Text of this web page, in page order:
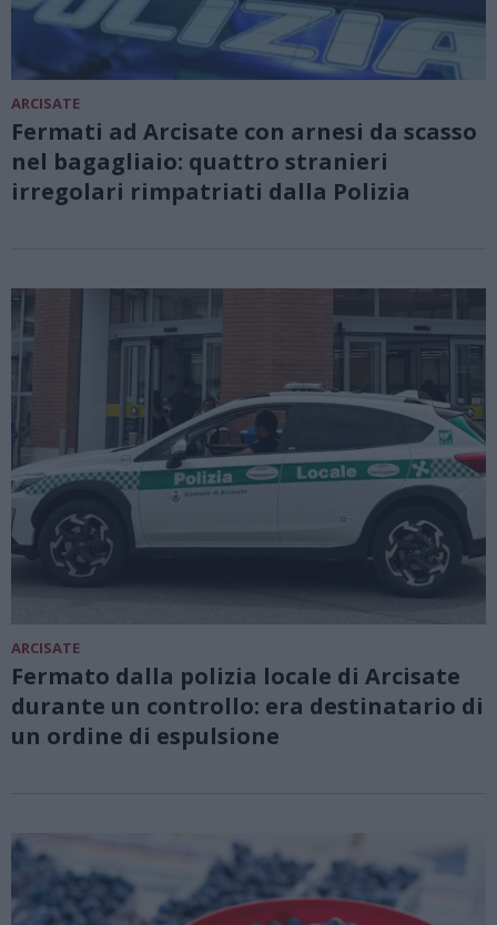
ARCISATE
Fermati ad Arcisate con arnesi da scasso
nel bagagliaio: quattro stranieri
irregolari rimpatriati dalla Polizia
ARCISATE
Fermato dalla polizia locale di Arcisate
durante un controllo: era destinatario di
un ordine di espulsione